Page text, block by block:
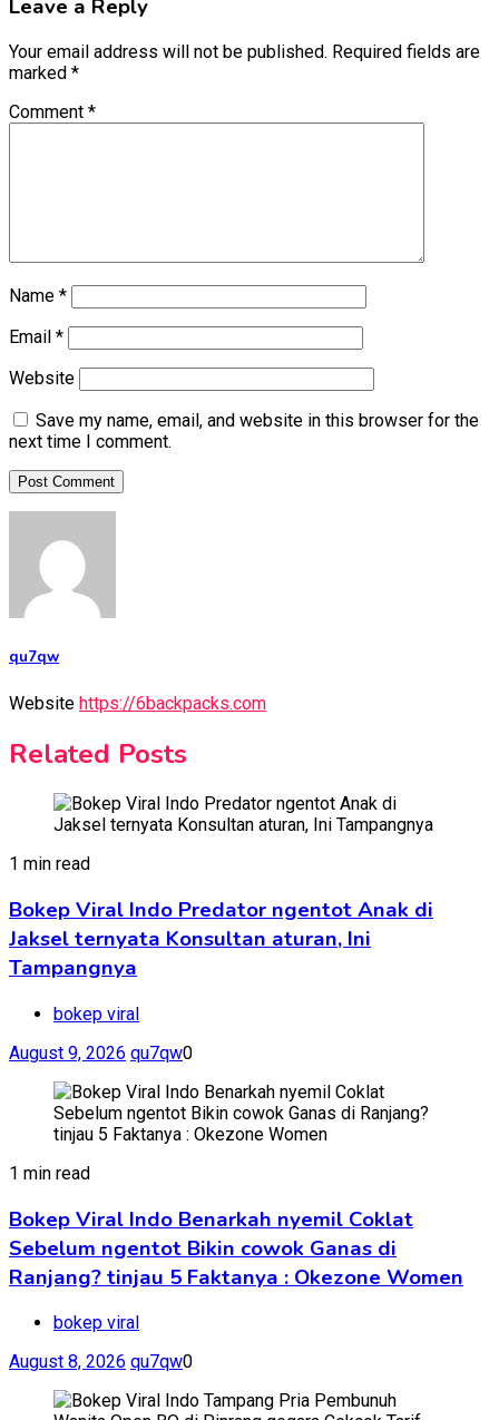
Leave a Reply
Your email address will not be published. Required fields are
marked *
Comment *
Name *
Email *
Website
Save my name, email, and website in this browser for the
next time I comment.
qu7qw
Website https://6backpacks.com
Related Posts
1 min read
Bokep Viral Indo Predator ngentot Anak di
Jaksel ternyata Konsultan aturan, Ini
Tampangnya
bokep viral
August 9, 2026 qu7qw0
1 min read
Bokep Viral Indo Benarkah nyemil Coklat
Sebelum ngentot Bikin cowok Ganas di
Ranjang? tinjau 5 Faktanya : Okezone Women
bokep viral
August 8, 2026 qu7qw0